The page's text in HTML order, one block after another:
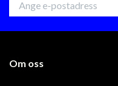
Om oss